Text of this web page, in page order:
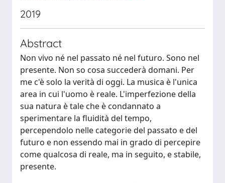
2019
Abstract
Non vivo né nel passato né nel futuro. Sono nel
presente. Non so cosa succederà domani. Per
me c'è solo la verità di oggi. La musica è l'unica
area in cui l'uomo è reale. L'imperfezione della
sua natura è tale che è condannato a
sperimentare la fluidità del tempo,
percependolo nelle categorie del passato e del
futuro e non essendo mai in grado di percepire
come qualcosa di reale, ma in seguito, e stabile,
presente.